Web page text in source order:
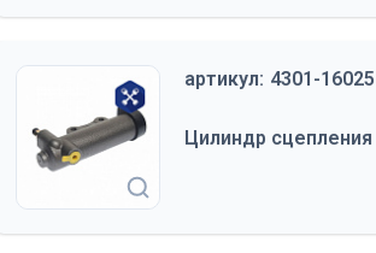
артикул: 4301-
Цилиндр сцепления